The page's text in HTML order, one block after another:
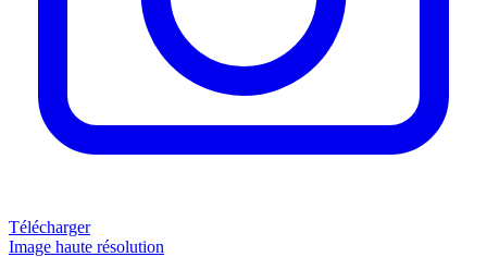
Télécharger
Image haute résolution